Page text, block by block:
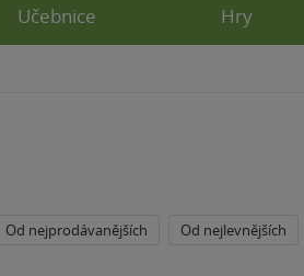
Od nejprodávanějších Od nejlevnějších
Učebnice Hry